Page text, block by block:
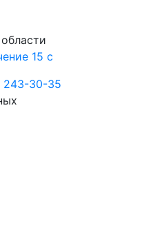
15 с
243-30-35